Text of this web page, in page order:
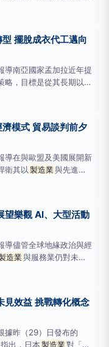
整個歐洲大陸的競爭格
思維。根據
據以在問題發生前
擺脫成衣代工邁向
導南亞國家孟加拉近年提
略，目標是從其長期以來
景旨在重新定義孟加拉
譽為現代文明無形的
模式 貿易談判前夕
導在與歐盟及美國展開新
衛其以 製造業與先進產
持續推動科技創新與產
升全球供應鏈效率。市
西方國家長期批評中
望樂觀 AI、大型活動
導儘管全球地緣政治與經
造業與服務業仍對未來
營商前景保持樂觀。
負責規劃並執行國家
商預期情況將
見效益 挑戰轉化概念
據昨（29）日發布的
出，日本製造業對「智